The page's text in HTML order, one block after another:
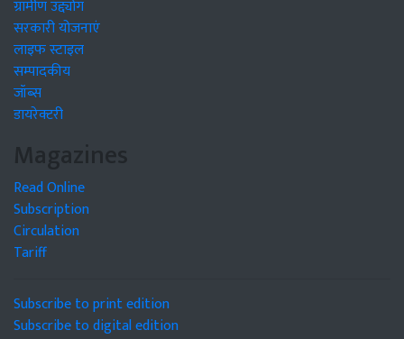
ग्रामीण उद्द्योग
सरकारी योजनाएं
लाइफ स्टाइल
सम्पादकीय
जॉब्स
डायरेक्टरी
Magazines
Read Online
Subscription
Circulation
Tariff
Subscribe to print edition
Subscribe to digital edition